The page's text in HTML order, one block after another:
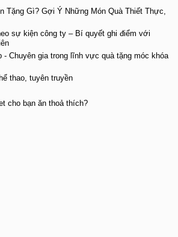
Tặng Gì? Gợi Ý Những Món Quà Thiết Thực,
sự kiện công ty – Bí quyết ghi điểm với
- Chuyên gia trong lĩnh vực quà tặng móc khóa
thao, tuyên truyền
cho bạn ăn thoả thích?